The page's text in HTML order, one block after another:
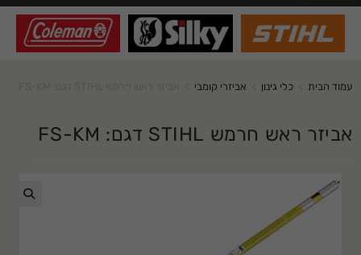
עמוד הבית כלי גינון אביזרי קומבי
אביזר ראש חרמש STIHL דגם: FS-KM